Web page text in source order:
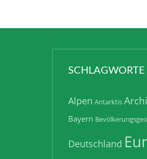
SCHLAGWORTE
Alpen Antarktis
Bayern
Deutschland